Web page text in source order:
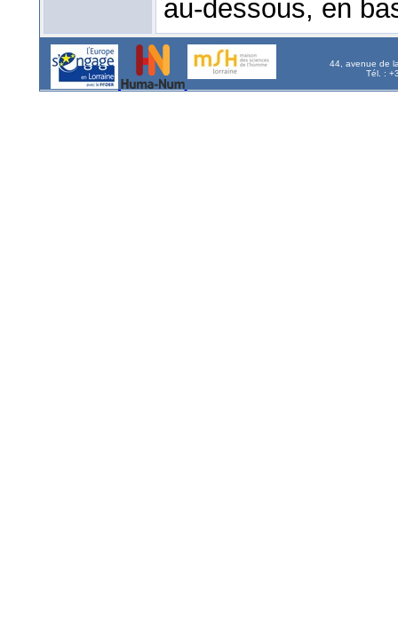
au-dessous, en
44, avenue de
Tél. :